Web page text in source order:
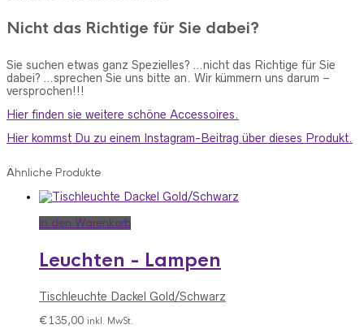
Nicht das Richtige für Sie dabei?
Sie suchen etwas ganz Spezielles? …nicht das Richtige für Sie
dabei? …sprechen Sie uns bitte an. Wir kümmern uns darum –
versprochen!!!
Hier finden sie weitere schöne Accessoires.
Hier kommst Du zu einem Instagram-Beitrag über dieses Produkt.
Ähnliche Produkte
In den Warenkorb
Leuchten - Lampen
Tischleuchte Dackel Gold/Schwarz
€135,00 inkl. MwSt.